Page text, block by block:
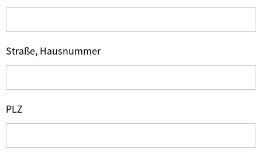
Straße, Hausnummer
PLZ